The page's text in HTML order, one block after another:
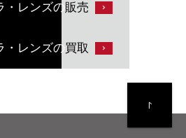
・レンズの販売
・レンズの買取